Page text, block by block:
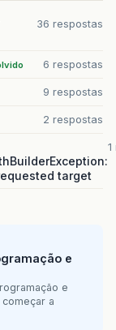
36 respostas
6 respostas
9 respostas
2 respostas
target
e
e
a